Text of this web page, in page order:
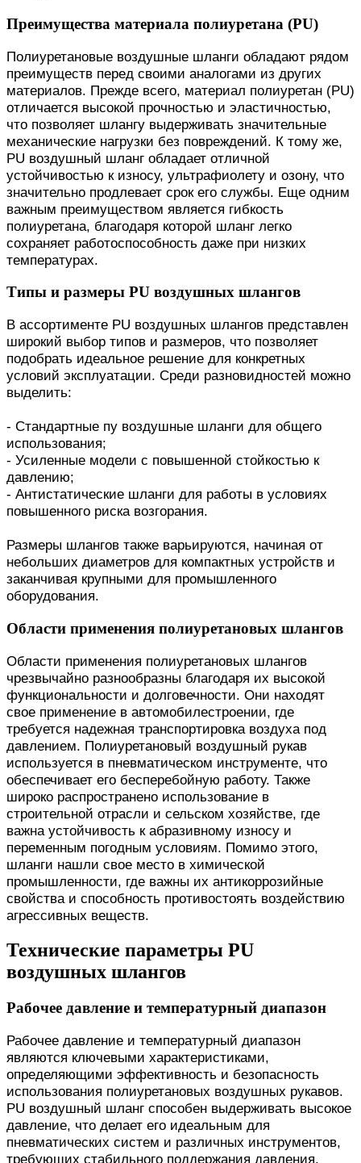
Преимущества материала полиуретана (PU)
Полиуретановые воздушные шланги обладают рядом
преимуществ перед своими аналогами из других
материалов. Прежде всего, материал полиуретан (PU)
отличается высокой прочностью и эластичностью,
что позволяет шлангу выдерживать значительные
механические нагрузки без повреждений. К тому же,
PU воздушный шланг обладает отличной
устойчивостью к износу, ультрафиолету и озону, что
значительно продлевает срок его службы. Еще одним
важным преимуществом является гибкость
полиуретана, благодаря которой шланг легко
сохраняет работоспособность даже при низких
температурах.
Типы и размеры PU воздушных шлангов
В ассортименте PU воздушных шлангов представлен
широкий выбор типов и размеров, что позволяет
подобрать идеальное решение для конкретных
условий эксплуатации. Среди разновидностей можно
выделить:
- Стандартные пу воздушные шланги для общего
использования;
- Усиленные модели с повышенной стойкостью к
давлению;
- Антистатические шланги для работы в условиях
повышенного риска возгорания.
Размеры шлангов также варьируются, начиная от
небольших диаметров для компактных устройств и
заканчивая крупными для промышленного
оборудования.
Области применения полиуретановых шлангов
Области применения полиуретановых шлангов
чрезвычайно разнообразны благодаря их высокой
функциональности и долговечности. Они находят
свое применение в автомобилестроении, где
требуется надежная транспортировка воздуха под
давлением. Полиуретановый воздушный рукав
используется в пневматическом инструменте, что
обеспечивает его бесперебойную работу. Также
широко распространено использование в
строительной отрасли и сельском хозяйстве, где
важна устойчивость к абразивному износу и
переменным погодным условиям. Помимо этого,
шланги нашли свое место в химической
промышленности, где важны их антикоррозийные
свойства и способность противостоять воздействию
агрессивных веществ.
Технические параметры PU
воздушных шлангов
Рабочее давление и температурный диапазон
Рабочее давление и температурный диапазон
являются ключевыми характеристиками,
определяющими эффективность и безопасность
использования полиуретановых воздушных рукавов.
PU воздушный шланг способен выдерживать высокое
давление, что делает его идеальным для
пневматических систем и различных инструментов,
требующих стабильного поддержания давления.